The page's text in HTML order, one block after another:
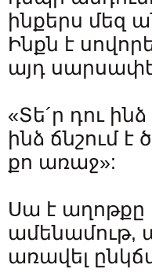
ինքերս մեզ
Ինքն է
այդ
«Տե´ր դու
ինձ ճնշում
քո առաջ»:
Սա է աղոթքը
ամենամութ,
առավել